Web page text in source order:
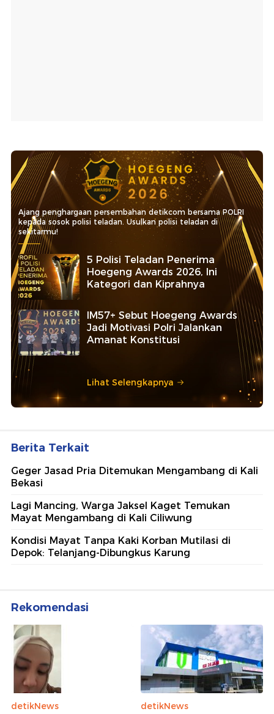
Ajang penghargaan persembahan detikcom bersama POLRI
kepada sosok polisi teladan. Usulkan polisi teladan di
sekitarmu!
5 Polisi Teladan Penerima
Hoegeng Awards 2026, Ini
Kategori dan Kiprahnya
IM57+ Sebut Hoegeng Awards
Jadi Motivasi Polri Jalankan
Amanat Konstitusi
Lihat Selengkapnya
Berita Terkait
Geger Jasad Pria Ditemukan Mengambang di Kali
Bekasi
Lagi Mancing, Warga Jaksel Kaget Temukan
Mayat Mengambang di Kali Ciliwung
Kondisi Mayat Tanpa Kaki Korban Mutilasi di
Depok: Telanjang-Dibungkus Karung
Rekomendasi
detikNews
detikNews